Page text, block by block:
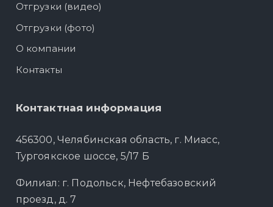
Отгрузки (видео)
Отгрузки (фото)
О компании
Контакты
Контактная информация
456300, Челябинская область, г. Миасс,
Тургоякское шоссе, 5/17 Б
Филиал: г. Подольск, Нефтебазовский
проезд, д. 7